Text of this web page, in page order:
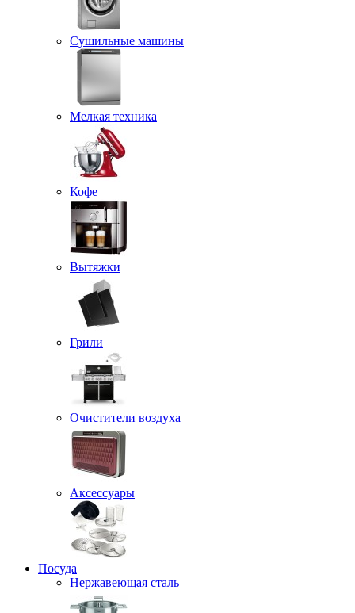
Сушильные машины
Мелкая техника
Кофе
Вытяжки
Грили
Очистители воздуха
Аксессуары
Посуда
Нержавеющая сталь